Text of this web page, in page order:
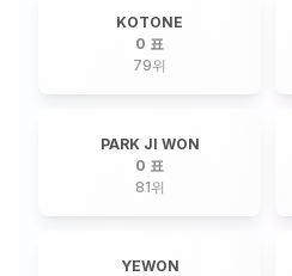
KOTONE
0 표
79위
PARK JI WON
0 표
81위
YEWON